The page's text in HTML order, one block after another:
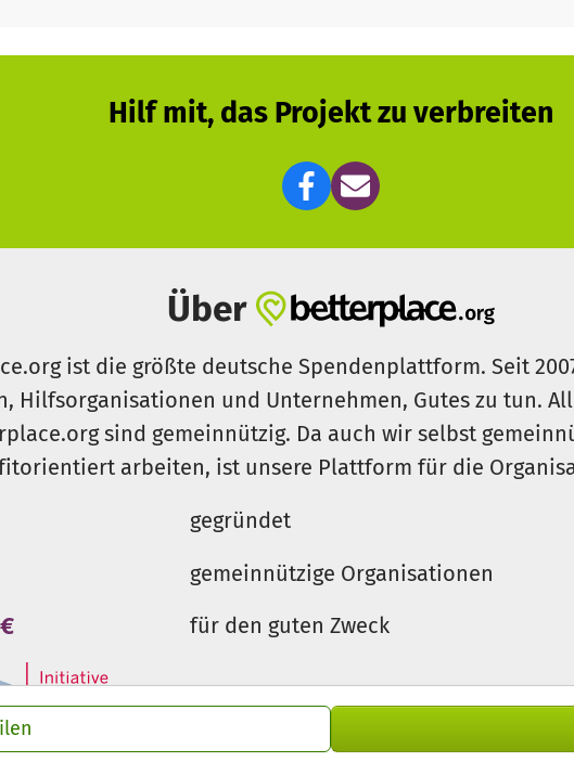
über jede kleine oder große Spende!
Hilf mit, das Projekt zu verbreiten
Über
ist die größte deutsche Spendenplattform. Seit
Hilfsorganisationen und Unternehmen, Gutes zu tun.
sind gemeinnützig. Da auch wir selbst
arbeiten, ist unsere Plattform für die
gegründet
gemeinnützige Organisationen
für den guten Zweck